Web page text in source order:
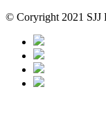
© Coryright 2021 SJJ